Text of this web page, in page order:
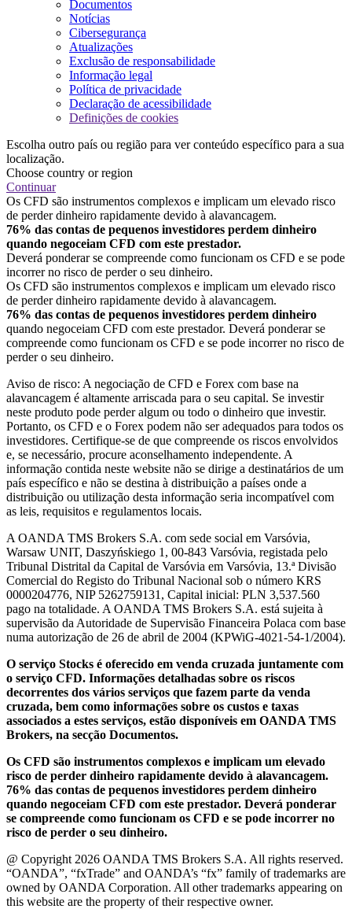
Documentos
Notícias
Cibersegurança
Atualizações
Exclusão de responsabilidade
Informação legal
Política de privacidade
Declaração de acessibilidade
Definições de cookies
Escolha outro país ou região para ver conteúdo específico para a sua
localização.
Choose country or region
Continuar
Os CFD são instrumentos complexos e implicam um elevado risco
de perder dinheiro rapidamente devido à alavancagem.
76% das contas de pequenos investidores perdem dinheiro
quando negoceiam CFD com este prestador.
Deverá ponderar se compreende como funcionam os CFD e se pode
incorrer no risco de perder o seu dinheiro.
Os CFD são instrumentos complexos e implicam um elevado risco
de perder dinheiro rapidamente devido à alavancagem.
76% das contas de pequenos investidores perdem dinheiro
quando negoceiam CFD com este prestador. Deverá ponderar se
compreende como funcionam os CFD e se pode incorrer no risco de
perder o seu dinheiro.
Aviso de risco: A negociação de CFD e Forex com base na
alavancagem é altamente arriscada para o seu capital. Se investir
neste produto pode perder algum ou todo o dinheiro que investir.
Portanto, os CFD e o Forex podem não ser adequados para todos os
investidores. Certifique-se de que compreende os riscos envolvidos
e, se necessário, procure aconselhamento independente. A
informação contida neste website não se dirige a destinatários de um
país específico e não se destina à distribuição a países onde a
distribuição ou utilização desta informação seria incompatível com
as leis, requisitos e regulamentos locais.
A OANDA TMS Brokers S.A. com sede social em Varsóvia,
Warsaw UNIT, Daszyńskiego 1, 00-843 Varsóvia, registada pelo
Tribunal Distrital da Capital de Varsóvia em Varsóvia, 13.ª Divisão
Comercial do Registo do Tribunal Nacional sob o número KRS
0000204776, NIP 5262759131, Capital inicial: PLN 3,537.560
pago na totalidade. A OANDA TMS Brokers S.A. está sujeita à
supervisão da Autoridade de Supervisão Financeira Polaca com base
numa autorização de 26 de abril de 2004 (KPWiG-4021-54-1/2004).
O serviço Stocks é oferecido em venda cruzada juntamente com
o serviço CFD. Informações detalhadas sobre os riscos
decorrentes dos vários serviços que fazem parte da venda
cruzada, bem como informações sobre os custos e taxas
associados a estes serviços, estão disponíveis em OANDA TMS
Brokers, na secção Documentos.
Os CFD são instrumentos complexos e implicam um elevado
risco de perder dinheiro rapidamente devido à alavancagem.
76% das contas de pequenos investidores perdem dinheiro
quando negoceiam CFD com este prestador. Deverá ponderar
se compreende como funcionam os CFD e se pode incorrer no
risco de perder o seu dinheiro.
@ Copyright 2026 OANDA TMS Brokers S.A. All rights reserved.
“OANDA”, “fxTrade” and OANDA’s “fx” family of trademarks are
owned by OANDA Corporation. All other trademarks appearing on
this website are the property of their respective owner.